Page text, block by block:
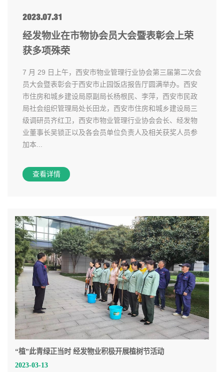
2023.07.31
经发物业在市物协会员大会暨表彰会上荣
获多项殊荣
7 月 29 日上午，西安市物业管理行业协会第三届第二次会
员大会暨表彰会于西安市止园饭店报告厅圆满举办。西安
市住房和城乡建设局原副局长杨根民、李萍，西安市民政
局社会组织管理局处长田龙，西安市住房和城乡建设局三
级调研员齐红卫，西安市物业管理行业协会会长、经发物
业董事长吴锁正以及各会员单位负责人及相关获奖人员参
加本...
查看详情
“植”此青绿正当时 经发物业积极开展植树节活动
2023-03-13